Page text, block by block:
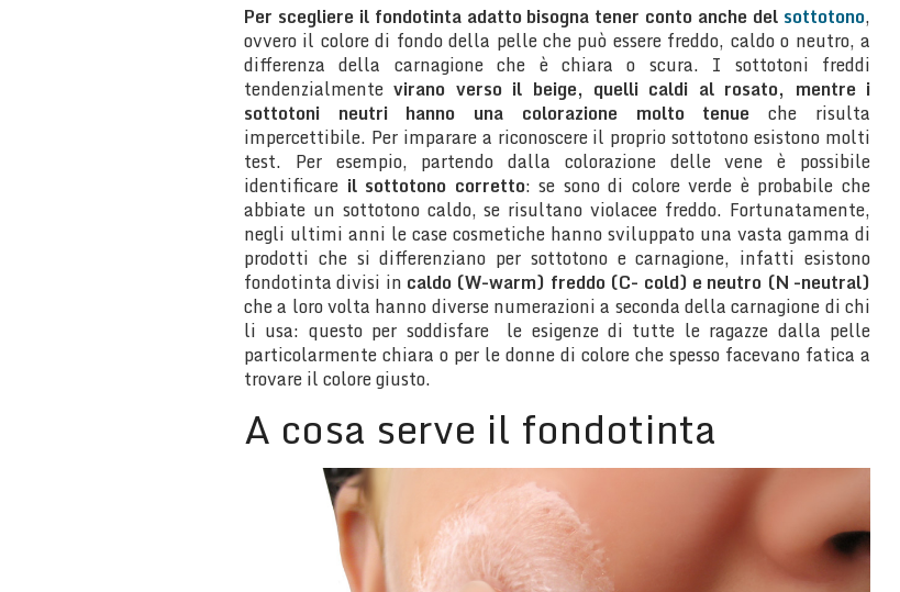
Per scegliere il fondotinta adatto bisogna tener conto anche del sottotono,
ovvero il colore di fondo della pelle che può essere freddo, caldo o neutro, a
differenza della carnagione che è chiara o scura. I sottotoni freddi
tendenzialmentevirano verso il beige, quelli caldi al rosato, mentre i
sottotoni neutri hanno una colorazione molto tenue che risulta
impercettibile. Per imparare a riconoscere il proprio sottotono esistono molti
test. Per esempio, partendo dalla colorazione delle vene è possibile
identificare il sottotono corretto: se sono di colore verde è probabile che
abbiate un sottotono caldo, se risultano violacee freddo. Fortunatamente,
negli ultimi anni le case cosmetiche hanno sviluppato una vasta gamma di
prodotti che si differenziano per sottotono e carnagione, infatti esistono
fondotinta divisi in caldo (W-warm) freddo (C- cold) e neutro (N -neutral)
che a loro volta hanno diverse numerazioni a seconda della carnagione di chi
li usa: questo per soddisfare le esigenze di tutte le ragazze dalla pelle
particolarmente chiara o per le donne di colore che spesso facevano fatica a
trovare il colore giusto.
A cosa serve il fondotinta